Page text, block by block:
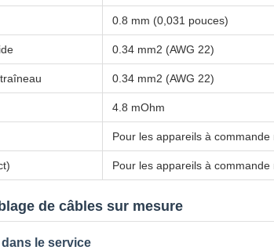
0.8 mm (0,031 pouces)
0.34 mm2 (AWG 22)
0.34 mm2 (AWG 22)
4.8 mOhm
Pour les appareils à
Pour les appareils à
de câbles sur mesure
le service